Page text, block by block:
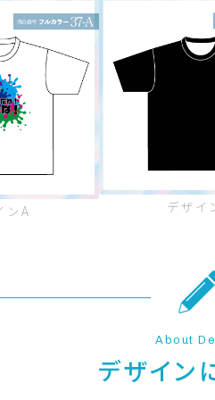
ンA デザイ
About
デザイン